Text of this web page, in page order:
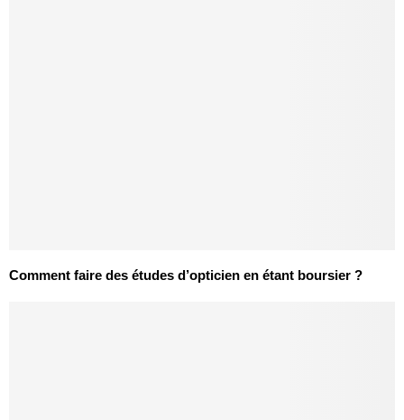
Comment faire des études d’opticien en étant boursier ?